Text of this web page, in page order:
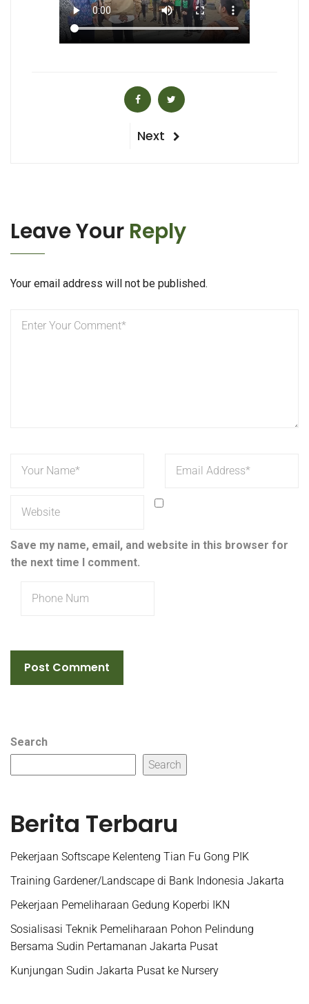
Next
Next
Leave Your Reply
Your email address will not be published.
Save my name, email, and website in this browser for
the next time I comment.
Search
Search
Berita Terbaru
Pekerjaan Softscape Kelenteng Tian Fu Gong PIK
Training Gardener/Landscape di Bank Indonesia Jakarta
Pekerjaan Pemeliharaan Gedung Koperbi IKN
Sosialisasi Teknik Pemeliharaan Pohon Pelindung
Bersama Sudin Pertamanan Jakarta Pusat
Kunjungan Sudin Jakarta Pusat ke Nursery